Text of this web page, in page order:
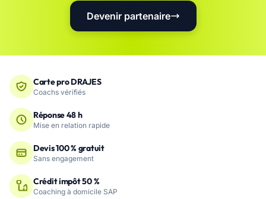
Devenir partenaire
Carte pro DRAJES
Coachs vérifiés
Réponse 48 h
Mise en relation rapide
Devis 100 % gratuit
Sans engagement
Crédit impôt 50 %
Coaching à domicile SAP